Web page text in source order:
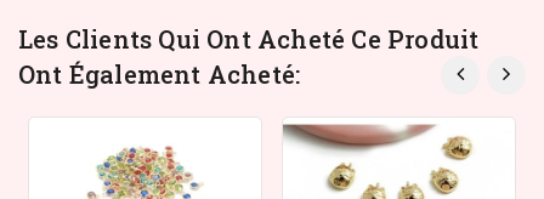
Les Clients Qui Ont Acheté Ce Produit
Ont Également Acheté: